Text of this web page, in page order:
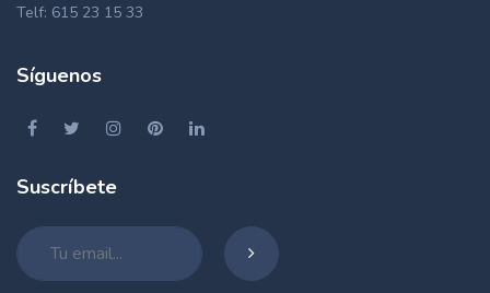
Telf: 615 23 15 33
Síguenos
Suscríbete